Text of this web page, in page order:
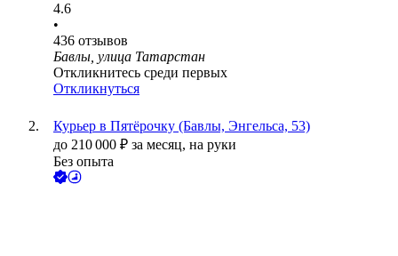
4.6
•
436 отзывов
Бавлы, улица Татарстан
Откликнитесь среди первых
Откликнуться
Курьер в Пятёрочку (Бавлы, Энгельса, 53)
до 210 000 ₽ за месяц, на руки
Без опыта